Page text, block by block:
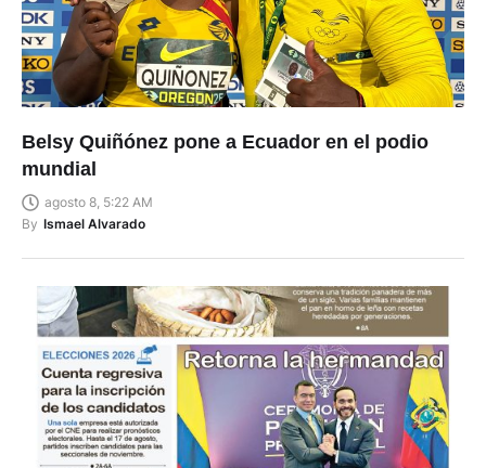
Belsy Quiñónez pone a Ecuador en el podio
mundial
agosto 8, 5:22 AM
By Ismael Alvarado